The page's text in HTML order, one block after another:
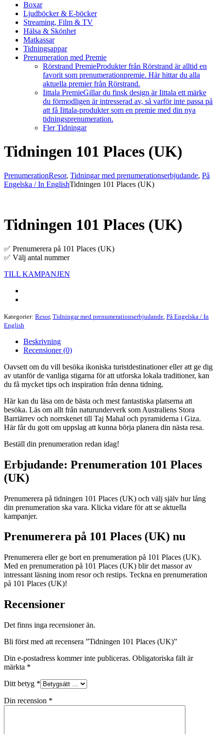
Boxar
Ljudböcker & E-böcker
Streaming, Film & TV
Hälsa & Skönhet
Matkassar
Tidningsappar
Prenumeration med Premie
Rörstrand PremieProdukter från Rörstrand är alltid en
favorit som prenumerationpremie. Här hittar du alla
aktuella premier från Rörstrand.
Iittala PremieGillar du finsk design är Iittala ett märke
du förmodligen är intresserad av, så varför inte passa på
att få Iittala-produkter som en premie med din nya
tidningsprenumeration.
Fler Tidningar
Tidningen 101 Places (UK)
PrenumerationResor, Tidningar med prenumerationserbjudande, På
Engelska / In EnglishTidningen 101 Places (UK)
Tidningen 101 Places (UK)
✅ Prenumerera på 101 Places (UK)
✅ Välj antal nummer
TILL KAMPANJEN
Kategorier: Resor, Tidningar med prenumerationserbjudande På Engelska / In
English
Beskrivning
Recensioner (0)
Oavsett om du vill besöka ikoniska turistdestinationer eller att ge dig
av utanför de vanliga stigarna för att utforska lokala traditioner, kan
du få mycket tips och inspiration från denna tidning.
Här kan du läsa om de bästa och mest fantastiska platserna att
besöka. Läs om allt från naturunderverk som Australiens Stora
Barriärrev och norrskenet till Taj Mahal och pyramiderna i Giza.
Här får du gott om uppslag att kunna börja planera din nästa resa.
Beställ din prenumeration redan idag!
Erbjudande: Prenumeration 101 Places
(UK)
Prenumerera på tidningen 101 Places (UK) och välj själv hur lång
din prenumeration ska vara. Klicka vidare för att se aktuella
kampanjer.
Prenumerera på 101 Places (UK) nu
Prenumerera eller ge bort en prenumeration på 101 Places (UK).
Med en prenumeration på 101 Places (UK) blir det massor av
intressant läsning inom resor och restips. Teckna en prenumeration
på 101 Places (UK)!
Recensioner
Det finns inga recensioner än.
Bli först med att recensera ”Tidningen 101 Places (UK)”
Din e-postadress kommer inte publiceras. Obligatoriska fält är
märkta *
Ditt betyg *
Din recension *